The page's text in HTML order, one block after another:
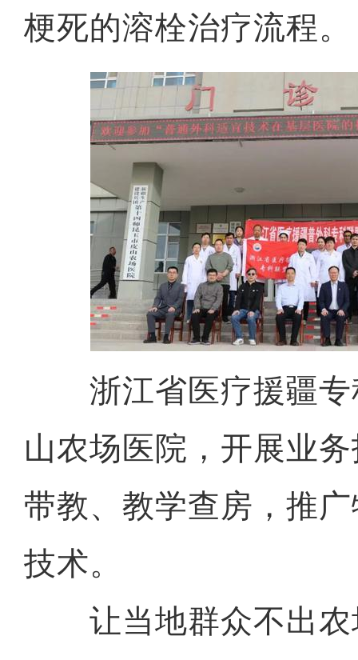
梗死的溶栓治疗流程。
浙江省医疗援疆专
山农场医院，开展业
带教、教学查房，推
技术。
让当地群众不出农